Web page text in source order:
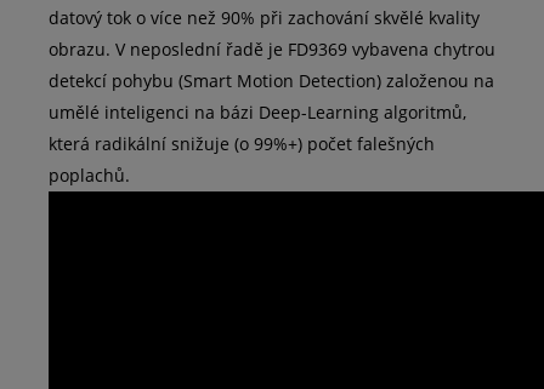
datový tok o více než 90% při zachování skvělé kvality
obrazu. V neposlední řadě je FD9369 vybavena chytrou
detekcí pohybu (Smart Motion Detection) založenou na
umělé inteligenci na bázi Deep-Learning algoritmů,
která radikální snižuje (o 99%+) počet falešných
poplachů.